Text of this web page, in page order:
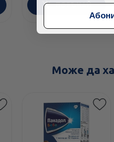
ПОРЪЧАЙ
Може да